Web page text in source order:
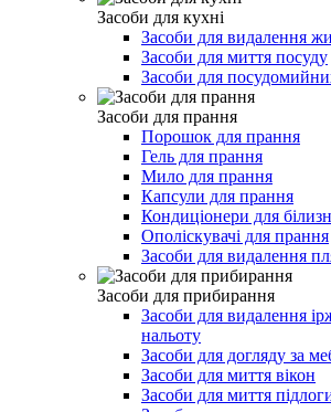
Засоби для кухні
Засоби для видалення
Засоби для миття посуду
Засоби для
Засоби для прання
Порошок для прання
Гель для прання
Мило для прання
Капсули для прання
Кондиціонери для
Ополіскувачі для прання
Засоби для видалення
Засоби для прибирання
Засоби для видалення
нальоту
Засоби для догляду за
Засоби для миття вікон
Засоби для миття